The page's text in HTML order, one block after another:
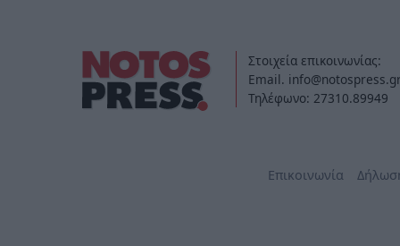
Στοιχεία επικοινωνίας:
Email. info@notospress.gr
Τηλέφωνο: 27310.89949
Επικοινωνία